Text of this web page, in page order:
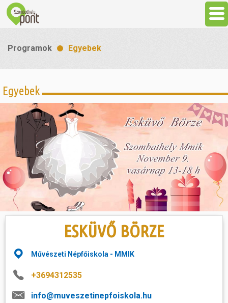
Látnivalók
Gasztronómia
Szállás
Sport
Hasznos
Programok Egyebek
Egyebek
ESKÜVŐ BÖRZE
Művészeti Népfőiskola - MMIK
+3694312535
info@muveszetinepfoiskola.hu